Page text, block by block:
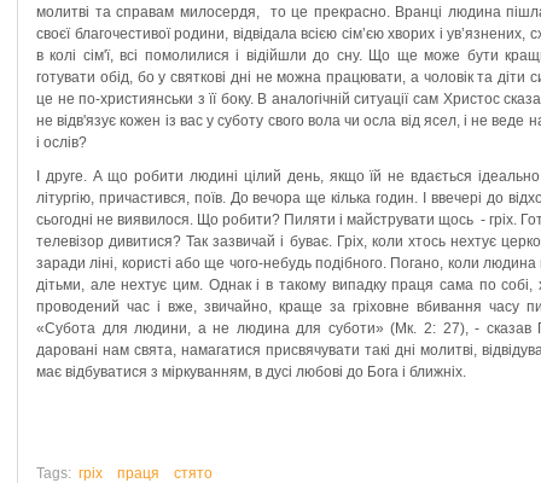
молитві та справам милосердя, то це прекрасно. Вранці людина
своєї благочестивої родини, відвідала всією сім’єю хворих і
в колі сім'ї, всі помолилися і відійшли до сну. Що ще може бути
готувати обід, бо у святкові дні не можна працювати, а чоловік та діти
це не по-християнськи з її боку. В аналогічній ситуації сам Христос
не відв'язує кожен із вас у суботу свого вола чи осла від ясел, і не
і ослів?
І друге. А що робити людині цілий день, якщо їй не вдається
літургію, причастився, поїв. До вечора ще кілька годин. І ввечері до
сьогодні не виявилося. Що робити? Пиляти і майструвати щось - гріх.
телевізор дивитися? Так зазвичай і буває. Гріх, коли хтось нехтує
заради ліні, користі або ще чого-небудь подібного. Погано, коли
дітьми, але нехтує цим. Однак і в такому випадку праця сама по
проводений час і вже, звичайно, краще за гріховне вбивання часу
«Субота для людини, а не людина для суботи» (Мк. 2: 27), - сказав
даровані нам свята, намагатися присвячувати такі дні молитві,
має відбуватися з міркуванням, в дусі любові до Бога і ближніх.
Tags: гріх праця стято